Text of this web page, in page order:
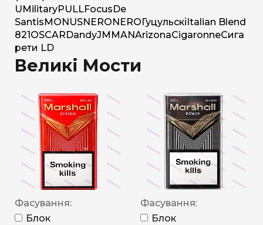
U MilitaryPULLFocus De
Santis MONUSNERO NERO Гуцульскі Italian Blend
821 OSCAR DandyJM MANArizonaCigaronneСига
рети LD
Великі Мости
Фасування:
Блок
Фасування:
Блок